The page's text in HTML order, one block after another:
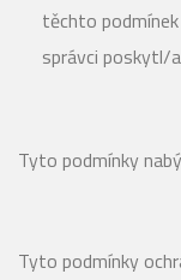
těchto
správci poskytl/
Tyto podmínky
Tyto podmínky